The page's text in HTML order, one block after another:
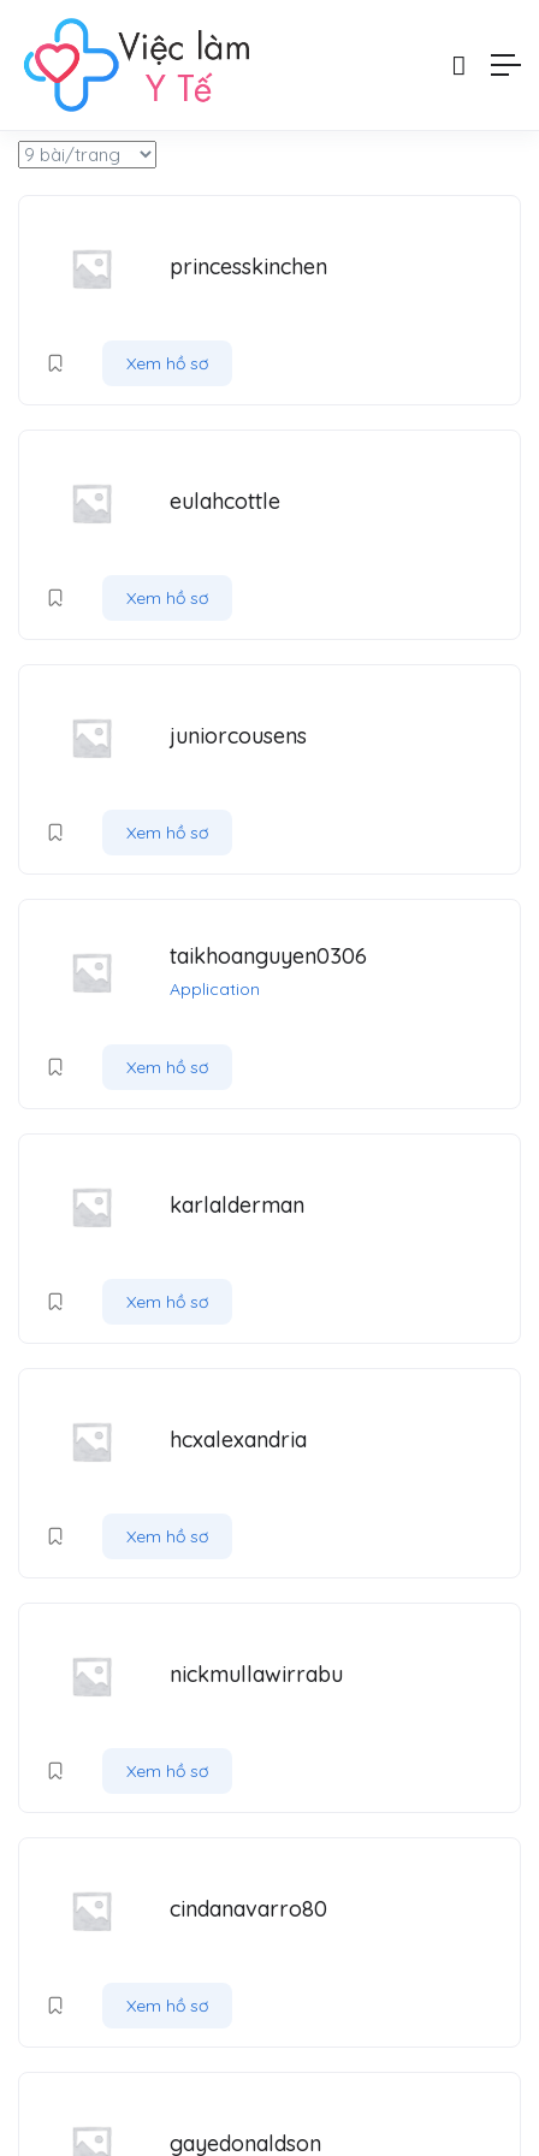
Filter
princesskinchen
Xem hồ sơ
eulahcottle
Xem hồ sơ
juniorcousens
Xem hồ sơ
taikhoanguyen0306
Application
Xem hồ sơ
karlalderman
Xem hồ sơ
hcxalexandria
Xem hồ sơ
nickmullawirrabu
Xem hồ sơ
cindanavarro80
Xem hồ sơ
gayedonaldson